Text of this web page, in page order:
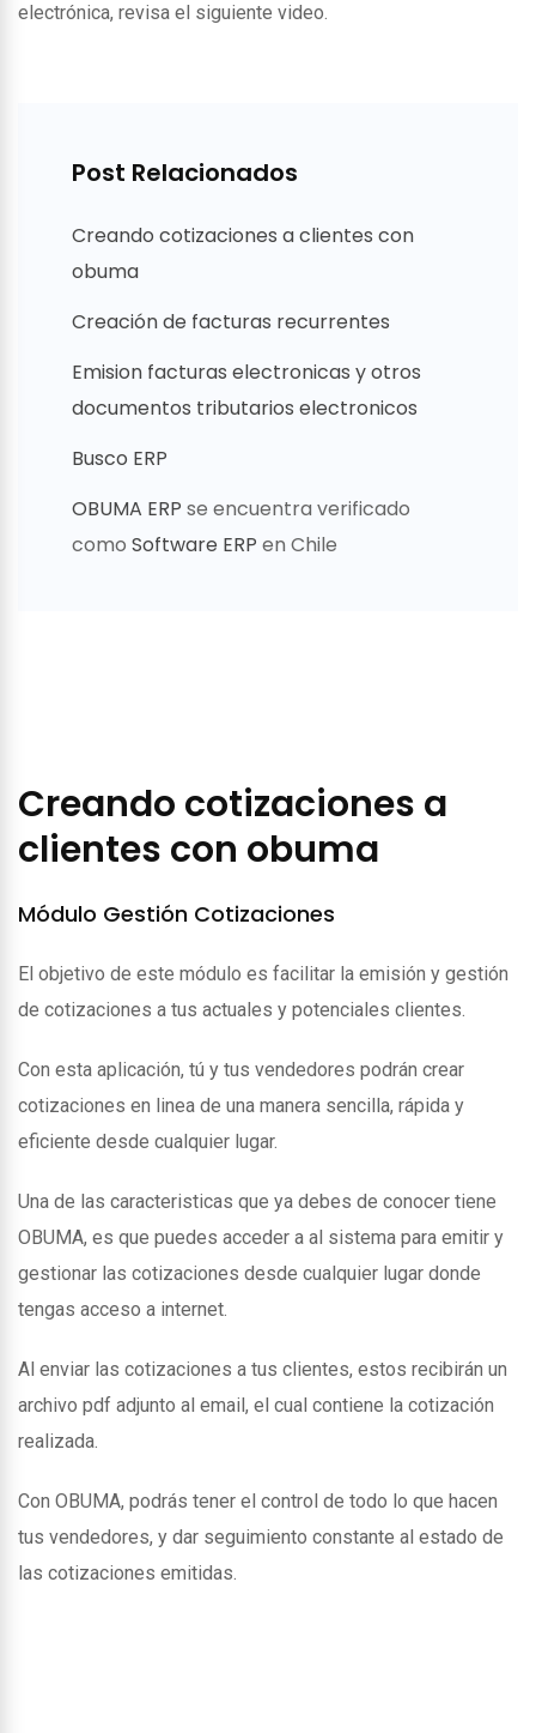
electrónica, revisa el siguiente video.
Post Relacionados
Creando cotizaciones a clientes con
obuma
Creación de facturas recurrentes
Emision facturas electronicas y otros
documentos tributarios electronicos
Busco ERP
OBUMA ERP se encuentra verificado
como Software ERP en Chile
Creando cotizaciones a
clientes con obuma
Módulo Gestión Cotizaciones
El objetivo de este módulo es facilitar la emisión y gestión
de cotizaciones a tus actuales y potenciales clientes.
Con esta aplicación, tú y tus vendedores podrán crear
cotizaciones en linea de una manera sencilla, rápida y
eficiente desde cualquier lugar.
Una de las caracteristicas que ya debes de conocer tiene
OBUMA, es que puedes acceder a al sistema para emitir y
gestionar las cotizaciones desde cualquier lugar donde
tengas acceso a internet.
Al enviar las cotizaciones a tus clientes, estos recibirán un
archivo pdf adjunto al email, el cual contiene la cotización
realizada.
Con OBUMA, podrás tener el control de todo lo que hacen
tus vendedores, y dar seguimiento constante al estado de
las cotizaciones emitidas.